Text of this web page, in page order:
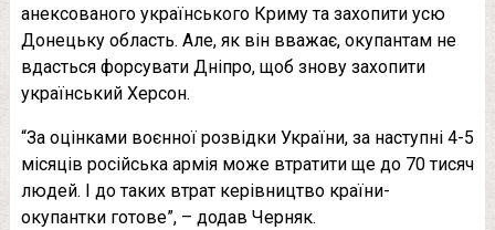
анексованого українського Криму та захопити усю
Донецьку область. Але, як він вважає, окупантам не
вдасться форсувати Дніпро, щоб знову захопити
український Херсон.
“За оцінками воєнної розвідки України, за наступні 4-5
місяців російська армія може втратити ще до 70 тисяч
людей. І до таких втрат керівництво країни-
окупантки готове”, – додав Черняк.